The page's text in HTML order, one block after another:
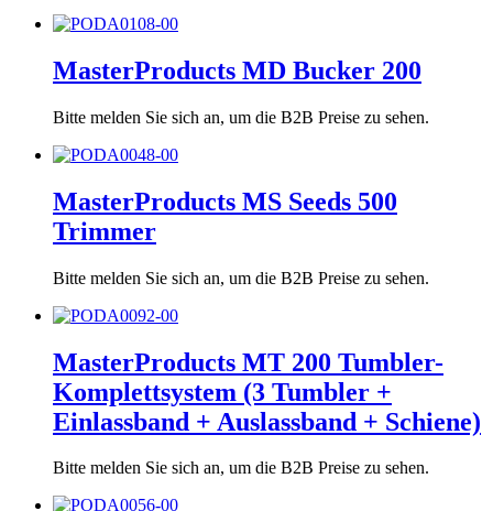
MasterProducts MD Bucker 200
Bitte melden Sie sich an, um die B2B Preise zu sehen.
MasterProducts MS Seeds 500
Trimmer
Bitte melden Sie sich an, um die B2B Preise zu sehen.
MasterProducts MT 200 Tumbler-
Komplettsystem (3 Tumbler +
Einlassband + Auslassband + Schiene)
Bitte melden Sie sich an, um die B2B Preise zu sehen.